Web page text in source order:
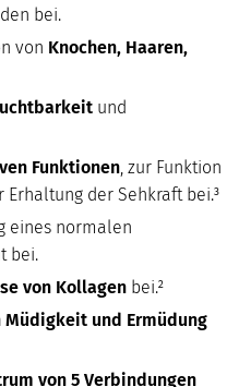
bei.
von Knochen, Haaren,
und
Funktionen, zur Funktion
der Sehkraft bei.³
eines normalen
bei.
von Kollagen bei.²
Müdigkeit und Ermüdung
von 5 Verbindungen